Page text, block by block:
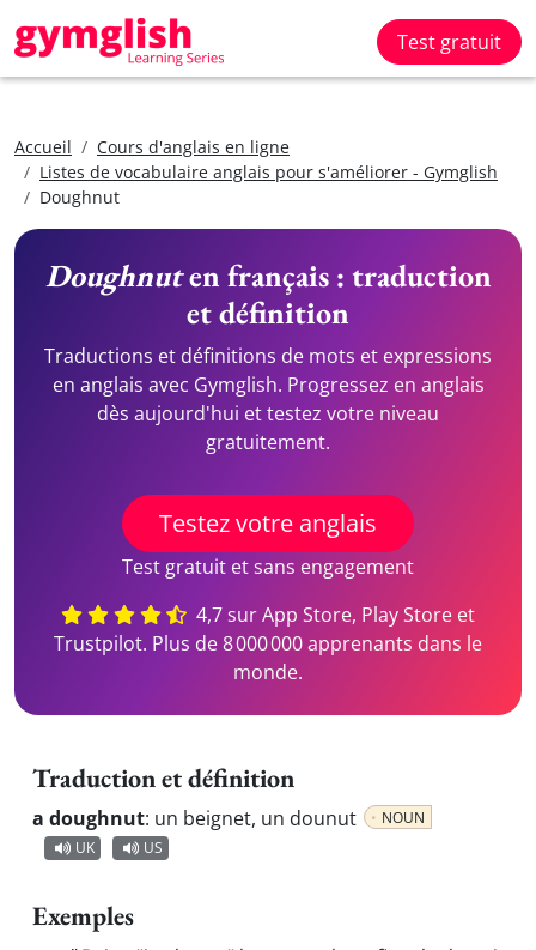
Test gratuit
Accueil
Cours d'anglais en ligne
Listes de vocabulaire anglais pour s'améliorer - Gymglish
Doughnut
Doughnuten français : traduction
et définition
Traductions et définitions de mots et expressions
en anglais avec Gymglish. Progressez en anglais
dès aujourd'hui et testez votre niveau
gratuitement.
Testez votre anglais
Test gratuit et sans engagement
4,7 sur App Store, Play Store et
Trustpilot. Plus de 8 000 000 apprenants dans le
monde.
Traduction et définition
a doughnut: un beignet, un dounut
NOUN
UK
US
Exemples